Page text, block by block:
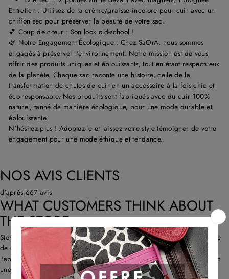
Entretien : Utilisez de la crème/graisse incolore pour cuir avec un
chiffon sec pour préserver la beauté de votre sac.
💕 Coup de cœur : Son look old-school !
🌿 Notre Engagement Écologique : Chez SaOrA, nous sommes
engagés à préserver l'environnement. Notre mission est de vous
offrir des produits uniques et éblouissants, tout en étant respectueux
de la planète. Chaque sac raconte une histoire, celle de la
transformation de chutes de cuir en un accessoire à la fois chic et
éco-responsable. Nos produits sont fabriqués avec du cuir 100%
naturel, tanné de manière écologique, pour une mode durable et
éblouissante.
N'hésitez plus ! Adoptez-le et laissez votre style témoigner de votre
engagement pour une mode éthique et tendance.
NOS AVIS CLIENTS
d'après 667 avis
WHAT CUSTOMERS THINK ABOUT
THE STORE
Store propose des sacs en cuir uniques et recyclés avec un savoir-faire
de qualité et une livraison rapide. Les clients louent l'originalité,
l'approche écologique et le service client réactif. Certains remarquent
une forte odeur de cuir au début et des problè...